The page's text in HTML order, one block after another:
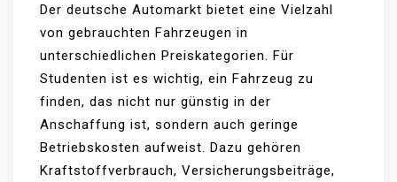
Der deutsche Automarkt bietet eine Vielzahl
von gebrauchten Fahrzeugen in
unterschiedlichen Preiskategorien. Für
Studenten ist es wichtig, ein Fahrzeug zu
finden, das nicht nur günstig in der
Anschaffung ist, sondern auch geringe
Betriebskosten aufweist. Dazu gehören
Kraftstoffverbrauch, Versicherungsbeiträge,